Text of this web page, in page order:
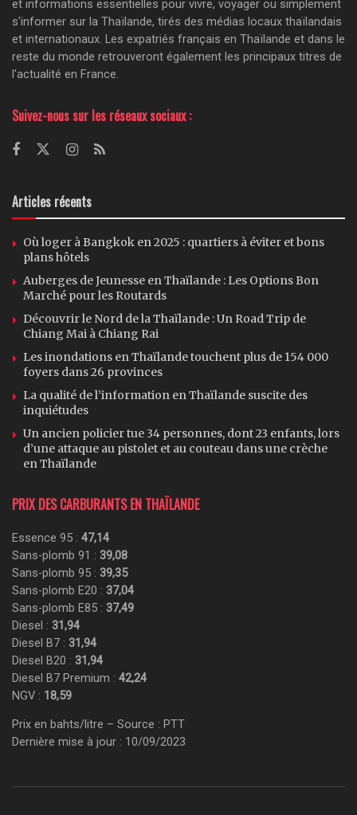
et informations essentielles pour vivre, voyager ou simplement
s'informer sur la Thaïlande, tirés des médias locaux thaïlandais
et internationaux. Les expatriés français en Thaïlande et dans le
reste du monde retrouveront également les principaux titres de
l'actualité en France.
Suivez-nous sur les réseaux sociaux :
Articles récents
Où loger à Bangkok en 2025 : quartiers à éviter et bons
plans hôtels
Auberges de Jeunesse en Thaïlande : Les Options Bon
Marché pour les Routards
Découvrir le Nord de la Thaïlande : Un Road Trip de
Chiang Mai à Chiang Rai
Les inondations en Thaïlande touchent plus de 154 000
foyers dans 26 provinces
La qualité de l’information en Thaïlande suscite des
inquiétudes
Un ancien policier tue 34 personnes, dont 23 enfants, lors
d’une attaque au pistolet et au couteau dans une crèche
en Thaïlande
PRIX DES CARBURANTS EN THAÏLANDE
Essence 95 : 47,14
Sans-plomb 91 : 39,08
Sans-plomb 95 : 39,35
Sans-plomb E20 : 37,04
Sans-plomb E85 : 37,49
Diesel : 31,94
Diesel B7 : 31,94
Diesel B20 : 31,94
Diesel B7 Premium : 42,24
NGV : 18,59
Prix en bahts/litre – Source : PTT
Dernière mise à jour : 10/09/2023